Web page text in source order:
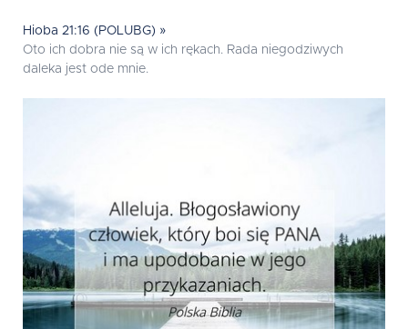
Hioba 21:16 (POLUBG) »
Oto ich dobra nie są w ich rękach. Rada niegodziwych
daleka jest ode mnie.